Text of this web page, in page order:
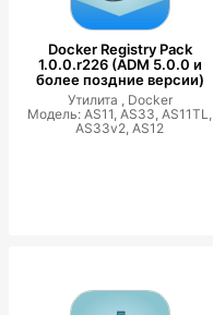
Docker Registry Pack
1.0.0.r226 (ADM 5.0.0 и
более поздние версии)
Утилита , Docker
Модель: AS11, AS33, AS11TL,
AS33v2, AS12